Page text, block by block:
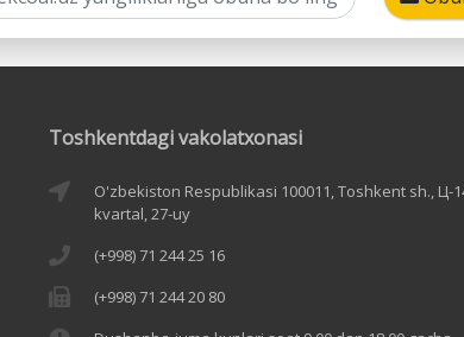
Toshkentdagi vakolatxonasi
O'zbekiston Respublikasi 100011, Toshkent sh., Ц-
kvartal, 27-uy
(+998) 71 244 25 16
(+998) 71 244 20 80